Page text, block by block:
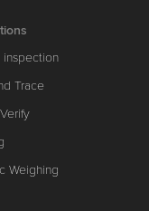
inspection
Trace
Weighing